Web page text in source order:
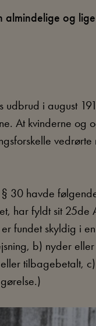
og
udbrud i august
At kvinderne og
vedrørte
30 havde
har fyldt sit 25de
fundet skyldig i
b) nyder
tilbagebetalt,